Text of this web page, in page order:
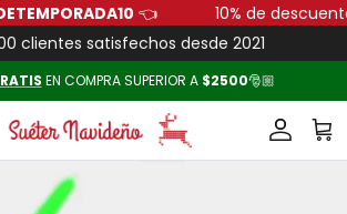
10% de
clientes satisfechos desde 2021
EN COMPRA SUPERIOR A $2500🎅🏼
Cuenta
la información del producto